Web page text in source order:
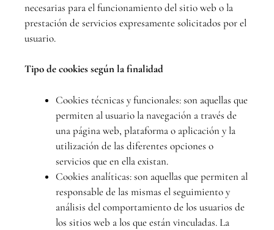
necesarias para el funcionamiento del sitio web o la
prestación de servicios expresamente solicitados por el
usuario.
Tipo de cookies según la finalidad
Cookies técnicas y funcionales: son aquellas que
permiten al usuario la navegación a través de
una página web, plataforma o aplicación y la
utilización de las diferentes opciones o
servicios que en ella existan.
Cookies analíticas: son aquellas que permiten al
responsable de las mismas el seguimiento y
análisis del comportamiento de los usuarios de
los sitios web a los que están vinculadas. La